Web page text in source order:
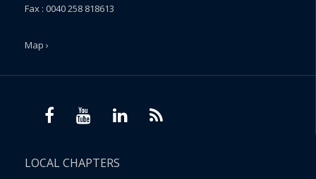
Fax : 0040 258 818613
Map ›
LOCAL CHAPTERS